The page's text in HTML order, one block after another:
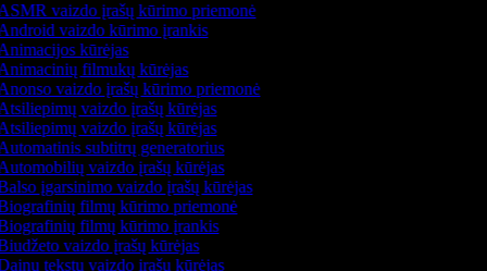
vaizdo įrašų kūrimo priemonė
vaizdo kūrimo įrankis
kūrėjas
filmukų kūrėjas
vaizdo įrašų kūrimo priemonė
vaizdo įrašų kūrėjas
vaizdo įrašų kūrėjas
subtitrų generatorius
vaizdo įrašų kūrėjas
įgarsinimo vaizdo įrašų kūrėjas
filmų kūrimo priemonė
filmų kūrimo įrankis
vaizdo įrašų kūrėjas
tekstų vaizdo įrašų kūrėjas